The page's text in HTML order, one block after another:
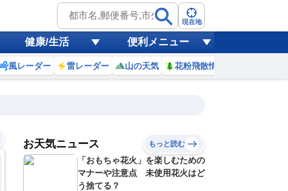
現在地
健康/生活 便利メニュー
風レーダー 雷レーダー 山の天気 花粉飛散情報
19
21
(金)
E
22
(土)
E
予報の
信頼度
お天気ニュース もっと読む
「おもちゃ花火」を楽しむための
マナーや注意点 未使用花火はど
う捨てる？